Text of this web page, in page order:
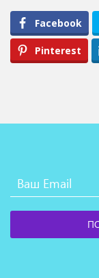
Facebook
Pinterest